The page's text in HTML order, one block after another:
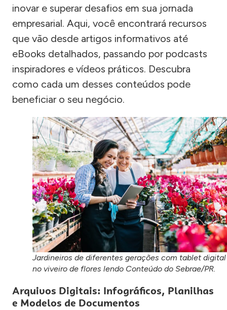
inovar e superar desafios em sua jornada
empresarial. Aqui, você encontrará recursos
que vão desde artigos informativos até
eBooks detalhados, passando por podcasts
inspiradores e vídeos práticos. Descubra
como cada um desses conteúdos pode
beneficiar o seu negócio.
Jardineiros de diferentes gerações com tablet digital
no viveiro de flores lendo Conteúdo do Sebrae/PR.
Arquivos Digitais: Infográficos, Planilhas
e Modelos de Documentos